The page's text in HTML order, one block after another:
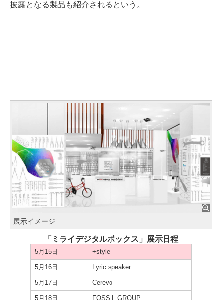
披露となる製品も紹介されるという。
展示イメージ
「ミライデジタルボックス」展示日程
5月15日 +style
5月16日 Lyric speaker
5月17日 Cerevo
5月18日 FOSSIL GROUP